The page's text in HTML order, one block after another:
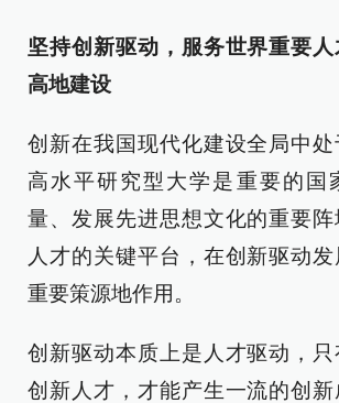
坚持创新驱动，服务世界重要
高地建设
创新在我国现代化建设全局中处
高水平研究型大学是重要的国
量、发展先进思想文化的重要
人才的关键平台，在创新驱动
重要策源地作用。
创新驱动本质上是人才驱动，
创新人才，才能产生一流的创新